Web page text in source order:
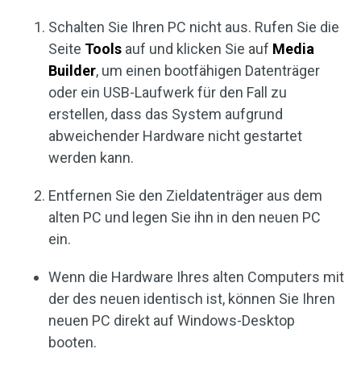
Schalten Sie Ihren PC nicht aus. Rufen Sie die
Seite Tools auf und klicken Sie auf Media
Builder, um einen bootfähigen Datenträger
oder ein USB-Laufwerk für den Fall zu
erstellen, dass das System aufgrund
abweichender Hardware nicht gestartet
werden kann.
Entfernen Sie den Zieldatenträger aus dem
alten PC und legen Sie ihn in den neuen PC
ein.
Wenn die Hardware Ihres alten Computers mit
der des neuen identisch ist, können Sie Ihren
neuen PC direkt auf Windows-Desktop
booten.